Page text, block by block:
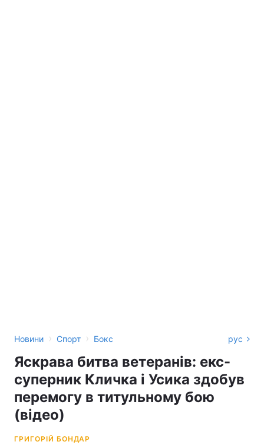
Новини › Спорт › Бокс рус
Яскрава битва ветеранів: екс-
суперник Кличка і Усика здобув
перемогу в титульному бою
(відео)
ГРИГОРІЙ БОНДАР